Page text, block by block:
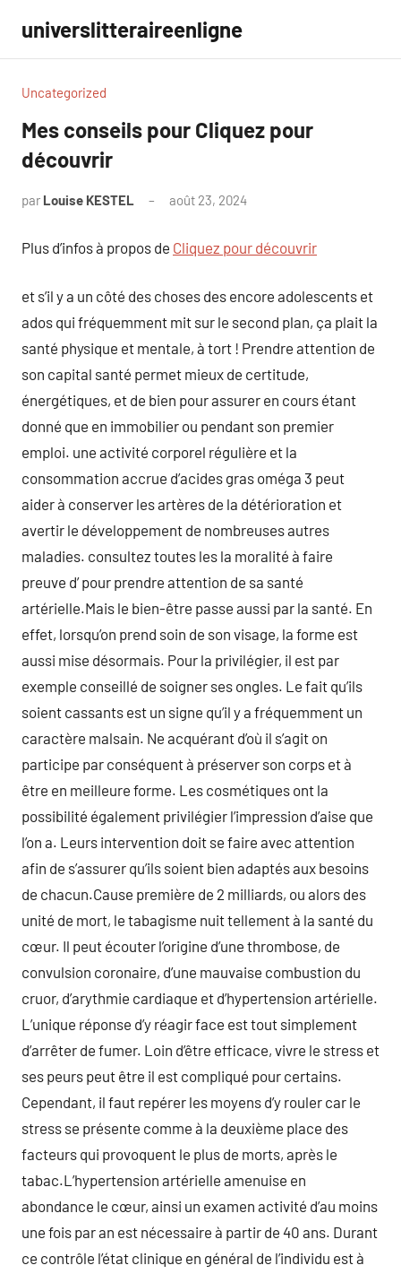
contenu
universlitteraireenligne
Uncategorized
Mes conseils pour Cliquez pour
découvrir
par Louise KESTEL août 23, 2024
Plus d’infos à propos de Cliquez pour découvrir
et s’il y a un côté des choses des encore adolescents et
ados qui fréquemment mit sur le second plan, ça plait la
santé physique et mentale, à tort ! Prendre attention de
son capital santé permet mieux de certitude,
énergétiques, et de bien pour assurer en cours étant
donné que en immobilier ou pendant son premier
emploi. une activité corporel régulière et la
consommation accrue d’acides gras oméga 3 peut
aider à conserver les artères de la détérioration et
avertir le développement de nombreuses autres
maladies. consultez toutes les la moralité à faire
preuve d’ pour prendre attention de sa santé
artérielle.Mais le bien-être passe aussi par la santé. En
effet, lorsqu’on prend soin de son visage, la forme est
aussi mise désormais. Pour la privilégier, il est par
exemple conseillé de soigner ses ongles. Le fait qu’ils
soient cassants est un signe qu’il y a fréquemment un
caractère malsain. Ne acquérant d’où il s’agit on
participe par conséquent à préserver son corps et à
être en meilleure forme. Les cosmétiques ont la
possibilité également privilégier l’impression d’aise que
l’on a. Leurs intervention doit se faire avec attention
afin de s’assurer qu’ils soient bien adaptés aux besoins
de chacun.Cause première de 2 milliards, ou alors des
unité de mort, le tabagisme nuit tellement à la santé du
cœur. Il peut écouter l’origine d’une thrombose, de
convulsion coronaire, d’une mauvaise combustion du
cruor, d’arythmie cardiaque et d’hypertension artérielle.
L’unique réponse d’y réagir face est tout simplement
d’arrêter de fumer. Loin d’être efficace, vivre le stress et
ses peurs peut être il est compliqué pour certains.
Cependant, il faut repérer les moyens d’y rouler car le
stress se présente comme à la deuxième place des
facteurs qui provoquent le plus de morts, après le
tabac.L’hypertension artérielle amenuise en
abondance le cœur, ainsi un examen activité d’au moins
une fois par an est nécessaire à partir de 40 ans. Durant
ce contrôle l’état clinique en général de l’individu est à